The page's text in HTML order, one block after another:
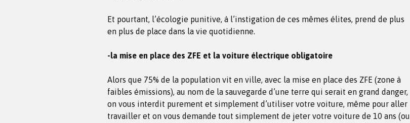
Et pourtant, l’écologie punitive, à l’instigation de ces mêmes élites, prend de plus
en plus de place dans la vie quotidienne.
-la mise en place des ZFE et la voiture électrique obligatoire
Alors que 75% de la population vit en ville, avec la mise en place des ZFE (zone à
faibles émissions), au nom de la sauvegarde d’une terre qui serait en grand danger,
on vous interdit purement et simplement d’utiliser votre voiture, même pour aller
travailler et on vous demande tout simplement de jeter votre voiture de 10 ans (ou